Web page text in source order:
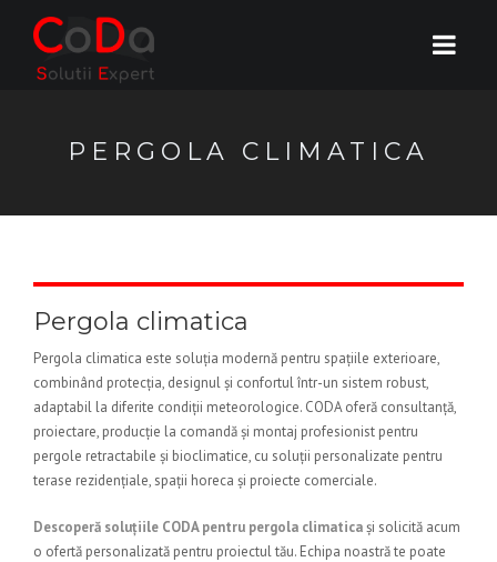
PERGOLA CLIMATICA
Pergola climatica
Pergola climatica este soluția modernă pentru spațiile exterioare,
combinând protecția, designul și confortul într-un sistem robust,
adaptabil la diferite condiții meteorologice. CODA oferă consultanță,
proiectare, producție la comandă și montaj profesionist pentru
pergole retractabile și bioclimatice, cu soluții personalizate pentru
terase rezidențiale, spații horeca și proiecte comerciale.
Descoperă soluțiile CODA pentru pergola climaticași solicită acum
o ofertă personalizată pentru proiectul tău. Echipa noastră te poate